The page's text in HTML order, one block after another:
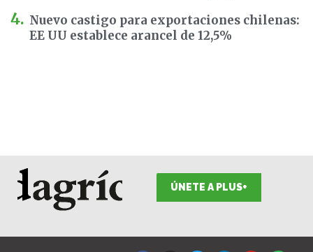
Nuevo castigo para exportaciones chilenas:
EE UU establece arancel de 12,5%
ÚNETE A PLUS+